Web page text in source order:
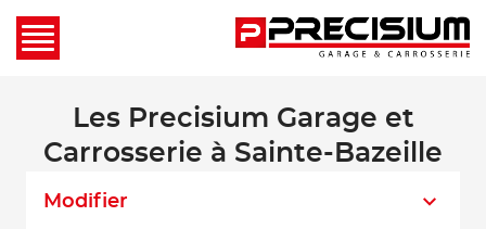
Les Precisium Garage et
Carrosserie à Sainte-Bazeille
Modifier